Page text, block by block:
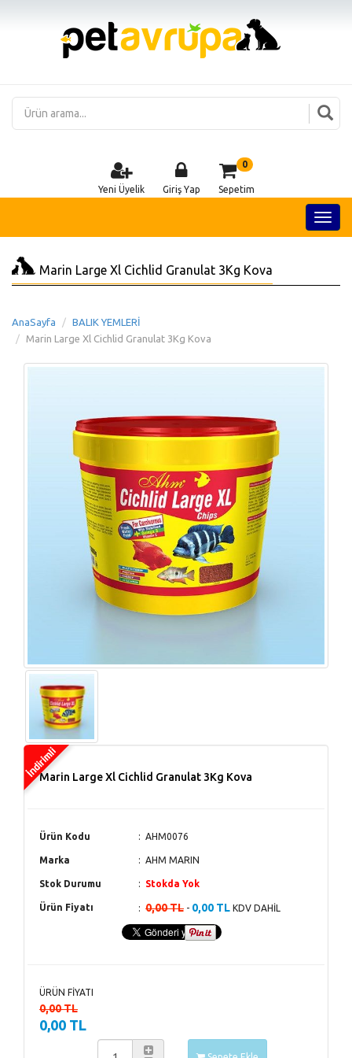
Yeni Üyelik Giriş Yap
0
Sepetim
Marin Large Xl Cichlid Granulat 3Kg Kova
AnaSayfa
BALIK YEMLERİ
Marin Large Xl Cichlid Granulat 3Kg Kova
Marin Large Xl Cichlid Granulat 3Kg Kova
Ürün Kodu AHM0076
Marka AHM MARIN
Stok Durumu Stokda Yok
Ürün Fiyatı 0,00 TL - 0,00 TL KDV DAHİL
ÜRÜN FİYATI
0,00 TL
0,00 TL